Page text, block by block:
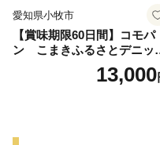
愛知県小牧市
【賞味期限60日間】コモパ
ン こまきふるさとデニッ
ュセット（20個入り）／災害
用備蓄 保存食 非常食 防災
13,000